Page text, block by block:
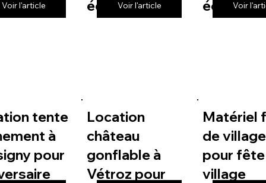
village
Voir l'article
écoleVoir l'article
écoleVoir
tente
à
pour
Location
château
gonflable à
Vétroz pour
Matériel
de
pour
village